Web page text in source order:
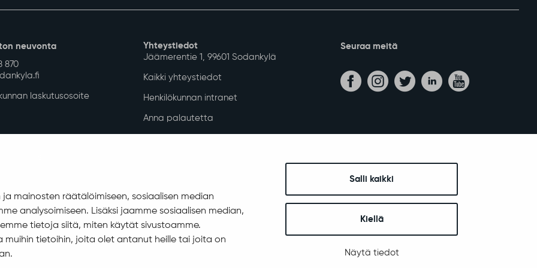
mainosten räätälöimiseen, sosiaalisen median
analysoimiseen. Lisäksi jaamme sosiaalisen median,
tietoja siitä, miten käytät sivustoamme.
tietoihin, joita olet antanut heille tai joita on
Salli kaikki
Kiellä
Näytä tiedot
neuvonta
870
laskutusosoite
Yhteystiedot
Jäämerentie 1, 99601 Sodankylä
Kaikki yhteystiedot
Henkilökunnan intranet
Anna palautetta
Seuraa meitä